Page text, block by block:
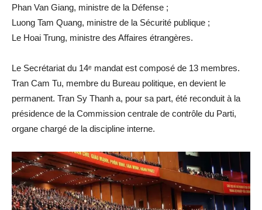
Phan Van Giang, ministre de la Défense ;
Luong Tam Quang, ministre de la Sécurité publique ;
Le Hoai Trung, ministre des Affaires étrangères.
Le Secrétariat du 14ᵉ mandat est composé de 13 membres.
Tran Cam Tu, membre du Bureau politique, en devient le
permanent. Tran Sy Thanh a, pour sa part, été reconduit à la
présidence de la Commission centrale de contrôle du Parti,
organe chargé de la discipline interne.